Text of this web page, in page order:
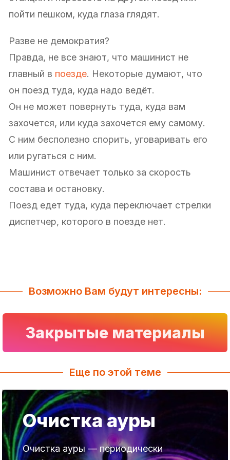
пойти пешком, куда глаза глядят.
Разве не демократия?
Правда, не все знают, что машинист не
главный в поезде. Некоторые думают, что
он поезд туда, куда надо ведёт.
Он не может повернуть туда, куда вам
захочется, или куда захочется ему самому.
С ним бесполезно спорить, уговаривать его
или ругаться с ним.
Машинист отвечает только за скорость
состава и остановку.
Поезд едет туда, куда переключает стрелки
диспетчер, которого в поезде нет.
Возможно Вам будут интересны:
Закрытые материалы
Еще по этой теме
Очистка ауры
Очистка ауры — периодически